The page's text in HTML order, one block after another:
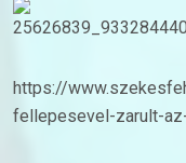
https://
fellepesevel-zarult-